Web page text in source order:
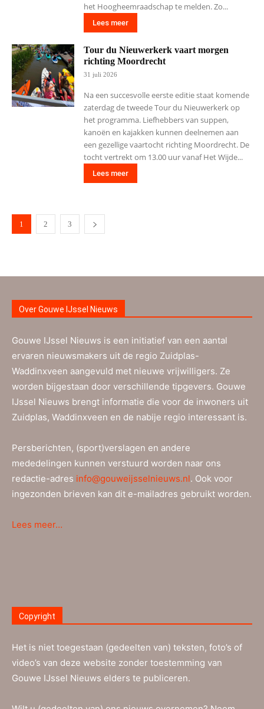
het Hoogheemraadschap te melden. Zo...
Lees meer
Tour du Nieuwerkerk vaart morgen
richting Moordrecht
31 juli 2026
Na een succesvolle eerste editie staat komende
zaterdag de tweede Tour du Nieuwerkerk op
het programma. Liefhebbers van suppen,
kanoën en kajakken kunnen deelnemen aan
een gezellige vaartocht richting Moordrecht. De
tocht vertrekt om 13.00 uur vanaf Het Wijde...
Lees meer
1 2 3
Over Gouwe IJssel Nieuws
Gouwe IJssel Nieuws is een initiatief van een aantal
ervaren nieuwsmakers uit de regio Zuidplas-
Waddinxveen aangevuld met nieuwe vrijwilligers. Ze
worden bijgestaan door verschillende tipgevers. Gouwe
IJssel Nieuws brengt informatie die voor de inwoners uit
Zuidplas, Waddinxveen en de nabije regio interessant is.
Persberichten, (sport)verslagen en andere
mededelingen kunnen verstuurd worden naar ons
redactie-adres info@gouweijsselnieuws.nl. Ook voor
ingezonden brieven kan dit e-mailadres gebruikt worden.
Lees meer…
Copyright
Het is niet toegestaan (gedeelten van) teksten, foto’s of
video’s van deze website zonder toestemming van
Gouwe IJssel Nieuws elders te publiceren.